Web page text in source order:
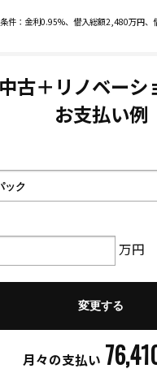
件：金利0.95%、借入総額2,480万円、
中古＋リノベーシ
お支払い例
万円
月々の支払い